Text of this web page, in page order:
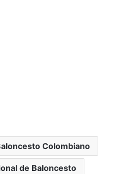
Colombiano
de Baloncesto